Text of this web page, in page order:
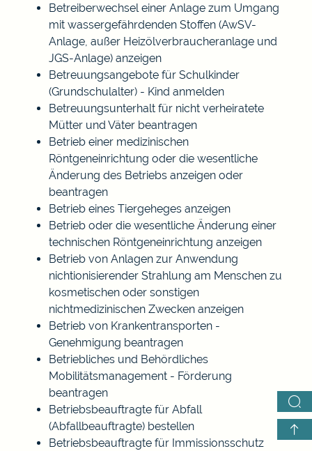
Betreiberwechsel einer Anlage zum Umgang
mit wassergefährdenden Stoffen (AwSV-
Anlage, außer Heizölverbraucheranlage und
JGS-Anlage) anzeigen
Betreuungsangebote für Schulkinder
(Grundschulalter) - Kind anmelden
Betreuungsunterhalt für nicht verheiratete
Mütter und Väter beantragen
Betrieb einer medizinischen
Röntgeneinrichtung oder die wesentliche
Änderung des Betriebs anzeigen oder
beantragen
Betrieb eines Tiergeheges anzeigen
Betrieb oder die wesentliche Änderung einer
technischen Röntgeneinrichtung anzeigen
Betrieb von Anlagen zur Anwendung
nichtionisierender Strahlung am Menschen zu
kosmetischen oder sonstigen
nichtmedizinischen Zwecken anzeigen
Betrieb von Krankentransporten -
Genehmigung beantragen
Betriebliches und Behördliches
Mobilitätsmanagement - Förderung
beantragen
Betriebsbeauftragte für Abfall
(Abfallbeauftragte) bestellen
Betriebsbeauftragte für Immissionsschutz